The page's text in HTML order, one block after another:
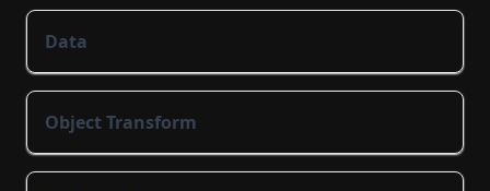
Data
Object Transform